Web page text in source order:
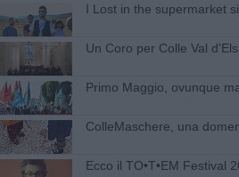
I Lost in the supermarket
Un Coro per Colle Val
Primo Maggio, ovunque
ColleMaschere, una
Ecco il TO•T•EM Festival